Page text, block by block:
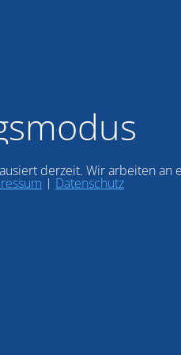
derzeit. Wir arbeiten an
| Datenschutz